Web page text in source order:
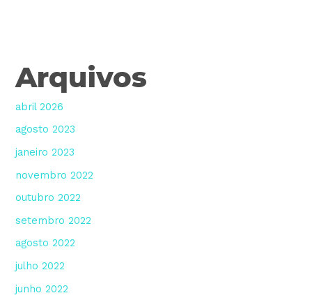
Arquivos
abril 2026
agosto 2023
janeiro 2023
novembro 2022
outubro 2022
setembro 2022
agosto 2022
julho 2022
junho 2022